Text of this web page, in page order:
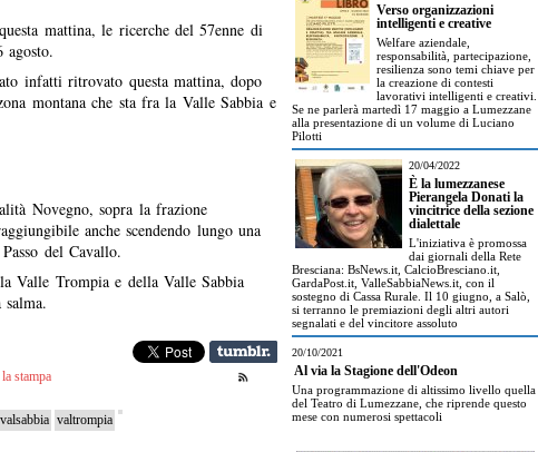
mattina, le ricerche del 57enne di
agosto.
infatti ritrovato questa mattina, dopo
montana che sta fra la Valle Sabbia e
Novegno, sopra la frazione
anche scendendo lungo una
del Cavallo.
Valle Trompia e della Valle Sabbia
stampa
valsabbia valtrompia
Verso organizzazioni
intelligenti e creative
Welfare aziendale,
responsabilità, partecipazione,
resilienza sono temi chiave per
la creazione di contesti
lavorativi intelligenti e creativi.
Se ne parlerà martedì 17 maggio a Lumezzane
alla presentazione di un volume di Luciano
Pilotti
20/04/2022
È la lumezzanese
Pierangela Donati la
vincitrice della sezione
dialettale
L'iniziativa è promossa
dai giornali della Rete
Bresciana: BsNews.it, CalcioBresciano.it,
GardaPost.it, ValleSabbiaNews.it, con il
sostegno di Cassa Rurale. Il 10 giugno, a Salò,
si terranno le premiazioni degli altri autori
segnalati e del vincitore assoluto
20/10/2021
Al via la Stagione dell'Odeon
Una programmazione di altissimo livello quella
del Teatro di Lumezzane, che riprende questo
mese con numerosi spettacoli